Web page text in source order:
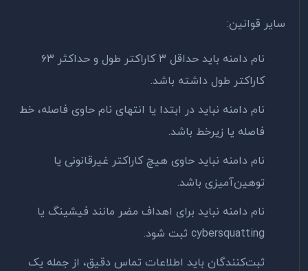
سایر قوانین:
نام دامنه باید حداقل ۳ کاراکتر طول و حداکثر ۶۳
کاراکتر طول داشته باشد.
نام دامنه نباید در ابتدا یا انتهای نام حاوی فاصله، خط
فاصله یا زیرخط باشد.
نام دامنه نباید حاوی هیچ کاراکتر غیرقانونی یا
توهین‌آمیزی باشد.
نام دامنه نباید برای اهداف مضر مانند فیشینگ یا
cybersquatting ثبت شود.
ثبت‌کنندگان باید اطلاعات تماس دقیق، از جمله یک